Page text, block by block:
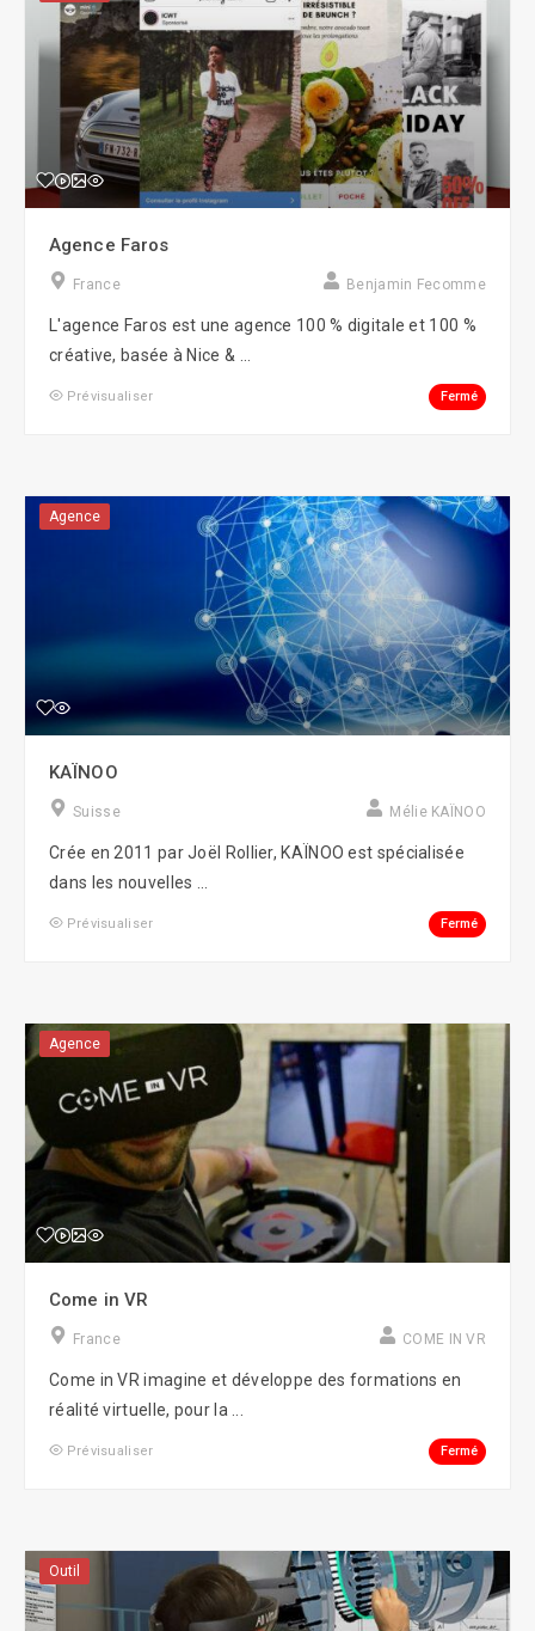
Agence Faros
France Benjamin Fecomme
L'agence Faros est une agence 100 % digitale et 100 %
créative, basée à Nice & ...
Prévisualiser Fermé
Agence
KAÏNOO
Suisse Mélie KAÏNOO
Crée en 2011 par Joël Rollier, KAÏNOO est spécialisée
dans les nouvelles ...
Prévisualiser Fermé
Agence
Come in VR
France COME IN VR
Come in VR imagine et développe des formations en
réalité virtuelle, pour la ...
Prévisualiser Fermé
Outil